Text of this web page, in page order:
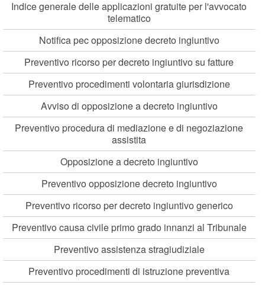
Indice generale delle applicazioni gratuite per l'avvocato
telematico
Notifica pec opposizione decreto ingiuntivo
Preventivo ricorso per decreto ingiuntivo su fatture
Preventivo procedimenti volontaria giurisdizione
Avviso di opposizione a decreto ingiuntivo
Preventivo procedura di mediazione e di negoziazione
assistita
Opposizione a decreto ingiuntivo
Preventivo opposizione decreto ingiuntivo
Preventivo ricorso per decreto ingiuntivo generico
Preventivo causa civile primo grado innanzi al Tribunale
Preventivo assistenza stragiudiziale
Preventivo procedimenti di istruzione preventiva